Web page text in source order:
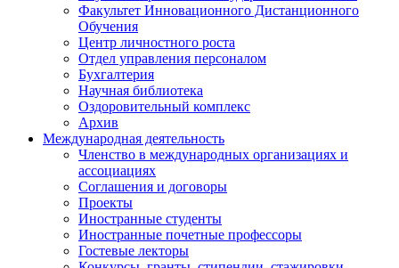
Факультет Инновационного Дистанционного
Обучения
Центр личностного роста
Отдел управления персоналом
Бухгалтерия
Научная библиотека
Оздоровительный комплекс
Архив
Международная деятельность
Членство в международных организациях и
ассоциациях
Соглашения и договоры
Проекты
Иностранные студенты
Иностранные почетные профессоры
Гостевые лекторы